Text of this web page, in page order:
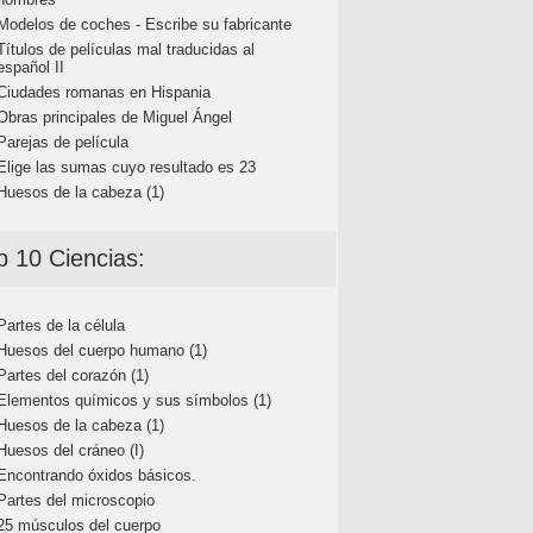
de coches - Escribe su fabricante
de películas mal traducidas al
II
romanas en Hispania
principales de Miguel Ángel
de película
las sumas cuyo resultado es 23
de la cabeza (1)
10 Ciencias:
de la célula
del cuerpo humano (1)
del corazón (1)
químicos y sus símbolos (1)
de la cabeza (1)
del cráneo (I)
óxidos básicos.
del microscopio
músculos del cuerpo